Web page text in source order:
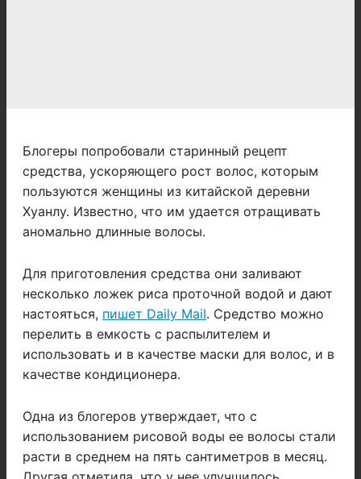
Блогеры попробовали старинный рецепт
средства, ускоряющего рост волос, которым
пользуются женщины из китайской деревни
Хуанлу. Известно, что им удается отращивать
аномально длинные волосы.
Для приготовления средства они заливают
несколько ложек риса проточной водой и дают
настояться, пишет Daily Mail. Средство можно
перелить в емкость с распылителем и
использовать и в качестве маски для волос, и в
качестве кондиционера.
Одна из блогеров утверждает, что с
использованием рисовой воды ее волосы стали
расти в среднем на пять сантиметров в месяц.